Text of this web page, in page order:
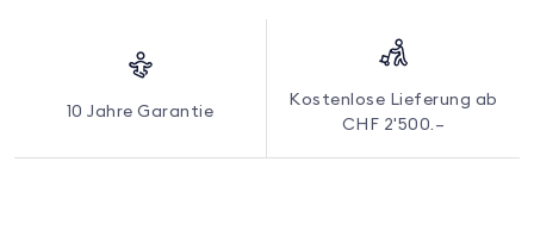
10 Jahre Garantie
Kostenlose Lieferung ab
CHF 2'500.–